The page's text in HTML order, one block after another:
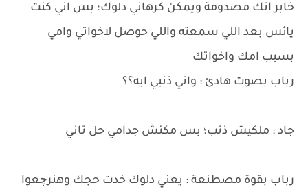
خابر انك مصدومة ويمكن كرهاني دلوك؛ بس اني كنت
يائس بعد اللي سمعته واللي حوصل لاخواتي وامي
بسبب امك واخواتك
رباب بصوت هادئ : واني ذنبي ايه؟؟
جاد : ملكيش ذنب؛ بس مكنش جدامي حل تاني
رباب بقوة مصطنعة : يعني دلوك خدت حجك وهنرچعوا